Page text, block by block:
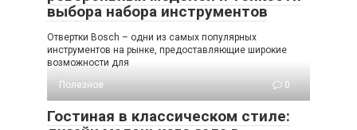
выбора набора инструментов
Отвертки Bosch – одни из самых популярных
инструментов на рынке, предоставляющие широкие
возможности для
Полезное
0
Гостиная в классическом стиле: